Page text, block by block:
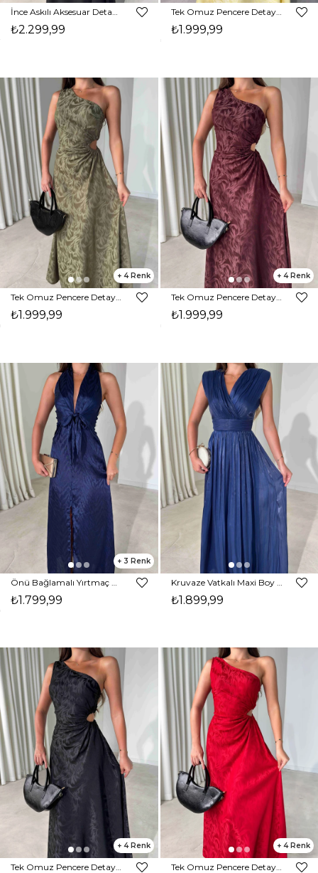
İnce Askılı Aksesuar Detaylı Maxi Boy Siyah Darel Kadın Elbise 26Y486
₺2.299,99
Tek Omuz Pencere Detaylı Maxi Sarı Norma Kadın Elbise 26Y485
₺1.999,99
4
₺1.999,99
4
Tek Omuz Pencere Detaylı Maxi Bordo Norma Kadın Elbise 26Y485
₺1.999,99
3
₺1.799,99 ₺1.899,99
4 4
Tek Omuz Pencere Detaylı Maxi Kırmızı Norma Kadın Elbise 26Y485